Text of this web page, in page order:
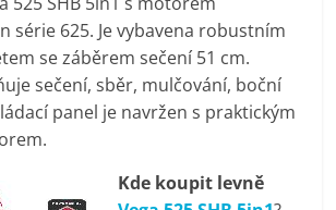
série 625. Je vybavena robustním
se záběrem sečení 51 cm.
sečení, sběr, mulčování, boční
panel je navržen s praktickým
Kde koupit levně